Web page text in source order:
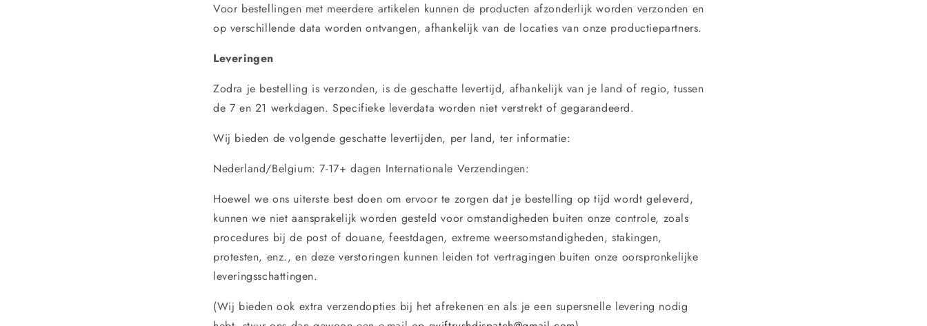
Voor bestellingen met meerdere artikelen kunnen de producten afzonderlijk worden verzonden en
op verschillende data worden ontvangen, afhankelijk van de locaties van onze productiepartners.
Leveringen
Zodra je bestelling is verzonden, is de geschatte levertijd, afhankelijk van je land of regio, tussen
de 7 en 21 werkdagen. Specifieke leverdata worden niet verstrekt of gegarandeerd.
Wij bieden de volgende geschatte levertijden, per land, ter informatie:
Nederland/Belgium: 7-17+ dagen Internationale Verzendingen:
Hoewel we ons uiterste best doen om ervoor te zorgen dat je bestelling op tijd wordt geleverd,
kunnen we niet aansprakelijk worden gesteld voor omstandigheden buiten onze controle, zoals
procedures bij de post of douane, feestdagen, extreme weersomstandigheden, stakingen,
protesten, enz., en deze verstoringen kunnen leiden tot vertragingen buiten onze oorspronkelijke
leveringsschattingen.
(Wij bieden ook extra verzendopties bij het afrekenen en als je een supersnelle levering nodig